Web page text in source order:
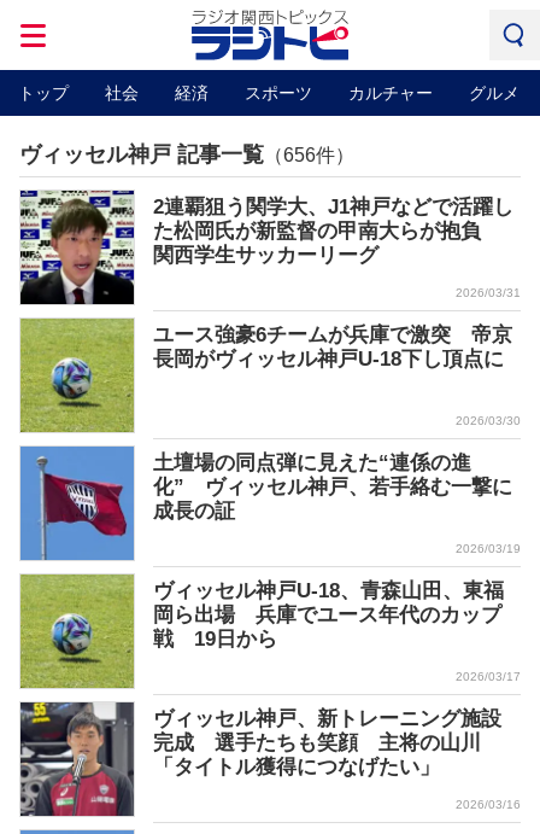
トップ 社会 経済 スポーツ カルチャー グルメ
ヴィッセル神戸 記事一覧 （656件）
2連覇狙う関学大、J1神戸などで活躍し
た松岡氏が新監督の甲南大らが抱負
関西学生サッカーリーグ
2026/03/31
ユース強豪6チームが兵庫で激突 帝京
長岡がヴィッセル神戸U-18下し頂点に
2026/03/30
土壇場の同点弾に見えた“連係の進
化” ヴィッセル神戸、若手絡む一撃に
成長の証
2026/03/19
ヴィッセル神戸U-18、青森山田、東福
岡ら出場 兵庫でユース年代のカップ
戦 19日から
2026/03/17
ヴィッセル神戸、新トレーニング施設
完成 選手たちも笑顔 主将の山川
「タイトル獲得につなげたい」
2026/03/16